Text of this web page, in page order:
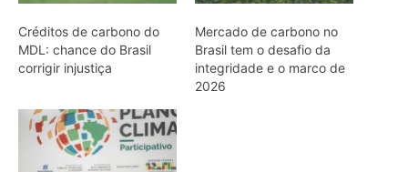
ARTIGOS RELACIONADOS Mais do autor
Jacamim usa vocalização grave que
atravessa o sub-bosque e mantém o
grupo unido durante a busca por
alimento